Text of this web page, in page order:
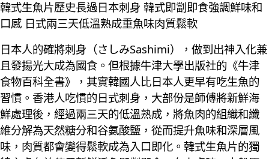
韓式生魚片歷史長過日本刺身 韓式即劏即食強調鮮味和
口感 日式兩三天低溫熟成重魚味肉質鬆軟
日本人的確將刺身（さしみSashimi），做到出神入化兼
且發揚光大成為國食。但根據牛津大學出版社的《牛津
食物百科全書》，其實韓國人比日本人更早有吃生魚的
習慣。香港人吃慣的日式刺身，大部份是師傅將新鮮海
鮮處理後，經過兩三天的低溫熟成，將魚肉的組織和纖
維分解為天然糖分和谷氨酸鹽，從而提升魚味和深層風
味，肉質都會變得鬆軟成為入口即化。韓式生魚片的獨